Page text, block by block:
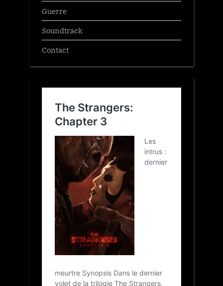
Guerre
Soundtrack
Contact